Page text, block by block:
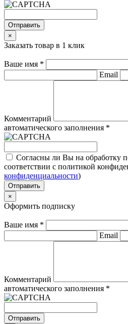
Отправить
×
Заказать товар в 1 клик
Ваше имя *
Email
Комментарий
автоматического заполнения *
Согласны ли Вы на обработку
соответствии с политикой
конфиденциальности)
Отправить
×
Оформить подписку
Ваше имя *
Email
Комментарий
автоматического заполнения *
Отправить